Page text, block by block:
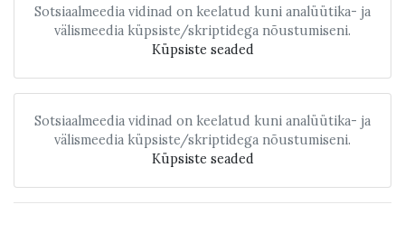
Sotsiaalmeedia vidinad on keelatud kuni analüütika- ja
välismeedia küpsiste/skriptidega nõustumiseni.
Küpsiste seaded
Sotsiaalmeedia vidinad on keelatud kuni analüütika- ja
välismeedia küpsiste/skriptidega nõustumiseni.
Küpsiste seaded